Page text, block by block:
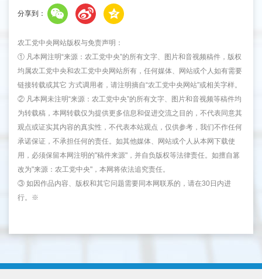
分享到：
农工党中央网站版权与免责声明：
① 凡本网注明“来源：农工党中央”的所有文字、图片和音视频稿件，版权
均属农工党中央和农工党中央网站所有，任何媒体、网站或个人如有需要
链接转载或其它 方式调用者，请注明摘自“农工党中央网站”或相关字样。
② 凡本网未注明“来源：农工党中央”的所有文字、图片和音视频等稿件均
为转载稿，本网转载仅为提供更多信息和促进交流之目的，不代表同意其
观点或证实其内容的真实性，不代表本站观点，仅供参考，我们不作任何
承诺保证，不承担任何的责任。如其他媒体、网站或个人从本网下载使
用，必须保留本网注明的"稿件来源"，并自负版权等法律责任。如擅自篡
改为"来源：农工党中央"，本网将依法追究责任。
③ 如因作品内容、版权和其它问题需要同本网联系的，请在30日内进
行。※